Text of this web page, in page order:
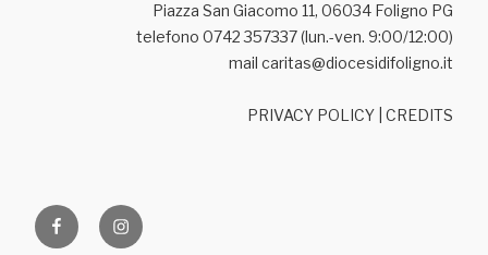
Piazza San Giacomo 11, 06034 Foligno PG
telefono 0742 357337 (lun.-ven. 9:00/12:00)
mail caritas@diocesidifoligno.it
PRIVACY POLICY CREDITS
Facebook
Ig